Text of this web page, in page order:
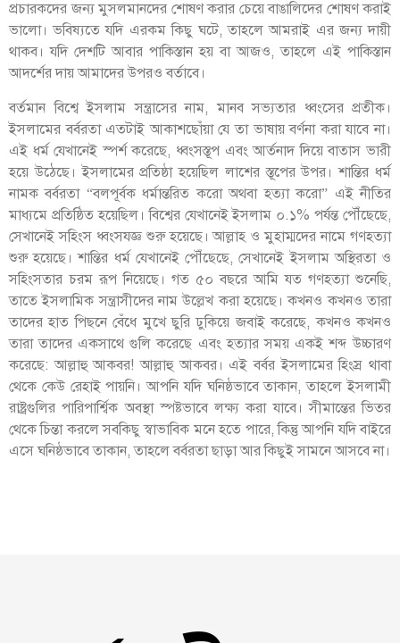
প্রচারকদের জন্য মুসলমানদের শোষণ করার চেয়ে বাঙালিদের শোষণ করাই
ভালো। ভবিষ্যতে যদি এরকম কিছু ঘটে, তাহলে আমরাই এর জন্য দায়ী
থাকব। যদি দেশটি আবার পাকিস্তান হয় বা আজও, তাহলে এই পাকিস্তান
আদর্শের দায় আমাদের উপরও বর্তাবে।
বর্তমান বিশ্বে ইসলাম সন্ত্রাসের নাম, মানব সভ্যতার ধ্বংসের প্রতীক।
ইসলামের বর্বরতা এতটাই আকাশছোঁয়া যে তা ভাষায় বর্ণনা করা যাবে না।
এই ধর্ম যেখানেই স্পর্শ করেছে, ধ্বংসস্তূপ এবং আর্তনাদ দিয়ে বাতাস ভারী
হয়ে উঠেছে। ইসলামের প্রতিষ্ঠা হয়েছিল লাশের স্তূপের উপর। শান্তির ধর্ম
নামক বর্বরতা “বলপূর্বক ধর্মান্তরিত করো অথবা হত্যা করো” এই নীতির
মাধ্যমে প্রতিষ্ঠিত হয়েছিল। বিশ্বের যেখানেই ইসলাম ০.১% পর্যন্ত পৌঁছেছে,
সেখানেই সহিংস ধ্বংসযজ্ঞ শুরু হয়েছে। আল্লাহ ও মুহাম্মদের নামে গণহত্যা
শুরু হয়েছে। শান্তির ধর্ম যেখানেই পৌঁছেছে, সেখানেই ইসলাম অস্থিরতা ও
সহিংসতার চরম রূপ নিয়েছে। গত ৫০ বছরে আমি যত গণহত্যা শুনেছি,
তাতে ইসলামিক সন্ত্রাসীদের নাম উল্লেখ করা হয়েছে। কখনও কখনও তারা
তাদের হাত পিছনে বেঁধে মুখে ছুরি ঢুকিয়ে জবাই করেছে, কখনও কখনও
তারা তাদের একসাথে গুলি করেছে এবং হত্যার সময় একই শব্দ উচ্চারণ
করেছে: আল্লাহু আকবর! আল্লাহু আকবর। এই বর্বর ইসলামের হিংস্র থাবা
থেকে কেউ রেহাই পায়নি। আপনি যদি ঘনিষ্ঠভাবে তাকান, তাহলে ইসলামী
রাষ্ট্রগুলির পারিপার্শ্বিক অবস্থা স্পষ্টভাবে লক্ষ্য করা যাবে। সীমান্তের ভিতর
থেকে চিন্তা করলে সবকিছু স্বাভাবিক মনে হতে পারে, কিন্তু আপনি যদি বাইরে
এসে ঘনিষ্ঠভাবে তাকান, তাহলে বর্বরতা ছাড়া আর কিছুই সামনে আসবে না।